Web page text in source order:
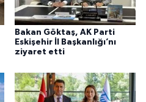
Bakan Göktaş, AK Parti
Eskişehir İl Başkanlığı’nı
ziyaret etti